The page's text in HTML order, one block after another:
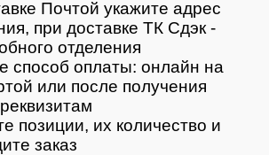
Почтой укажите адрес
при доставке ТК Сдэк -
отделения
способ оплаты: онлайн на
или после получения
позиции, их количество и
заказ